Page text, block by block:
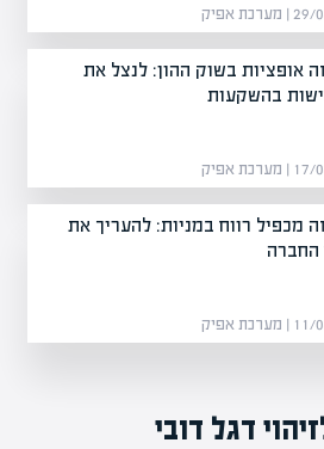
אפיק
אופציות בשוק ההון: לנצל את
בהשקעות
אפיק
מכפיל רווח במניות: להעריך את
החברה
אפיק
דגל דובי